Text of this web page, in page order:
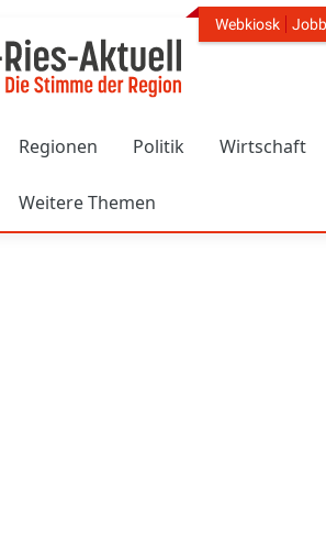
Header
Webkiosk
Regionen Politik Wirtschaft
Weitere Themen